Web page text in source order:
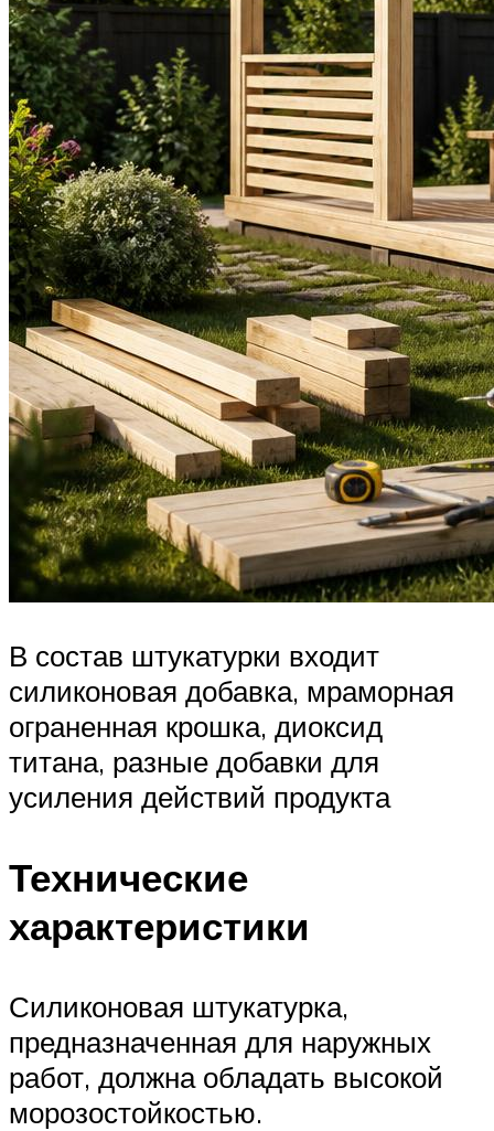
В состав штукатурки входит
силиконовая добавка, мраморная
ограненная крошка, диоксид
титана, разные добавки для
усиления действий продукта
Технические
характеристики
Силиконовая штукатурка,
предназначенная для наружных
работ, должна обладать высокой
морозостойкостью.